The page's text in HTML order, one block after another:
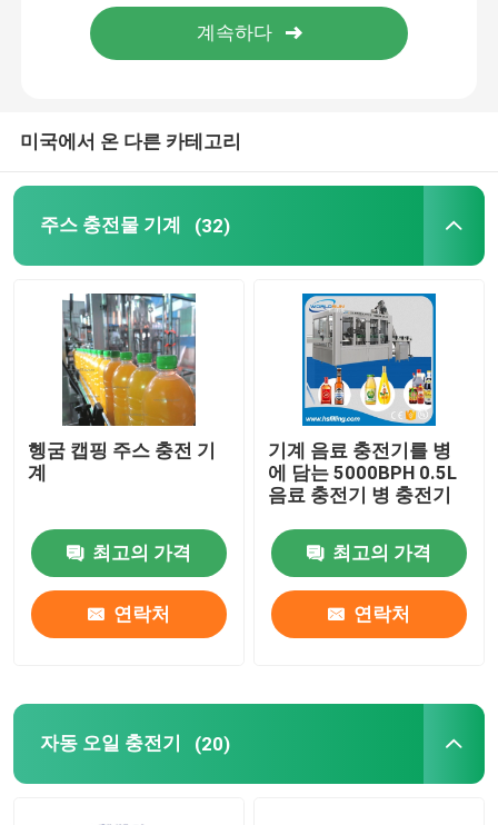
공장 여행
품질 관리
인용문을 요구하세요
주스 충전물 기계
자동 오일 충전기
소스 충전기
케첩 충전물 기계
미국에서 온 다른 카테고리
주스 충전물 기계 (32)
헹굼 캡핑 주스 충전 기
계
최고의 가격
연락처
기계 음료 충전기를 병
에 담는 5000BPH 0.5L
음료 충전기 병 충전기
최고의 가격
연락처
자동 오일 충전기 (20)